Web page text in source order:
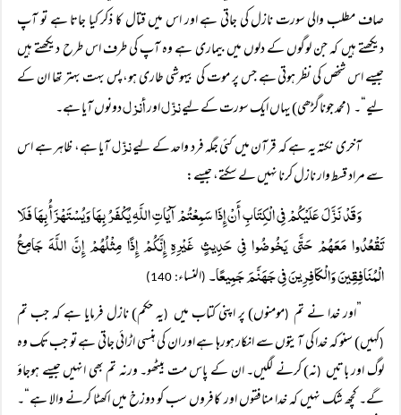
صاف مطلب والی سورت نازل کی جاتی ہے اور اس میں قتال کا ذکر کیا جاتا ہے تو آپ
دیکھتے ہیں کہ جن لوگوں کے دلوں میں بیماری ہے وہ آپ کی طرف اس طرح دیکھتے ہیں
جیسے اس شخص کی نظر ہوتی ہے جس پر موت کی بیہوشی طاری ہو، پس بہت بہتر تھا ان کے
لیے“۔ (محمد جوناگڑھی) یہاں ایک سورت کے لیےنزّلاورأنزلدونوں آیا ہے۔
آخری نکتہ یہ ہے کہ قرآن میں کئی جگہ فرد واحد کے لیےنزّلآیا ہے، ظاہر ہے اس
سے مراد قسط وار نازل کرنا نہیں لے سکتے، جیسے:
وَقَدْ نَزَّلَ عَلَیْکُمْ فِی الْکِتَابِ أَنْ إِذَا سَمِعْتُمْ آیَاتِ اللَّہِ یُکْفَرُ بِہَا وَیُسْتَہْزَأُ بِہَا فَلَا
تَقْعُدُوا مَعَہُمْ حَتَّی یَخُوضُوا فِی حَدِیثٍ غَیْرِہِ إِنَّکُمْ إِذًا مِثْلُہُمْ إِنَّ اللَّہَ جَامِعُ
الْمُنَافِقِینَ وَالْکَافِرِینَ فِی جَہَنَّمَ جَمِیعًا۔ (النساء: 140)
”اور خدا نے تم (مومنوں) پر اپنی کتاب میں (یہ حکم) نازل فرمایا ہے کہ جب تم
(کہیں) سنو کہ خدا کی آیتوں سے انکار ہورہا ہے اور ان کی ہنسی اڑائی جاتی ہے تو جب تک وہ
لوگ اور باتیں (نہ) کرنے لگیں۔ ان کے پاس مت بیٹھو۔ ورنہ تم بھی انہیں جیسے ہوجاؤ
گے۔ کچھ شک نہیں کہ خدا منافقوں اور کافروں سب کو دوزخ میں اکھٹا کرنے والا ہے“۔